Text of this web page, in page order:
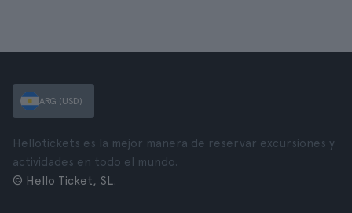
ARG (USD)
Hellotickets es la mejor manera de reservar excursiones y
actividades en todo el mundo.
© Hello Ticket, SL.